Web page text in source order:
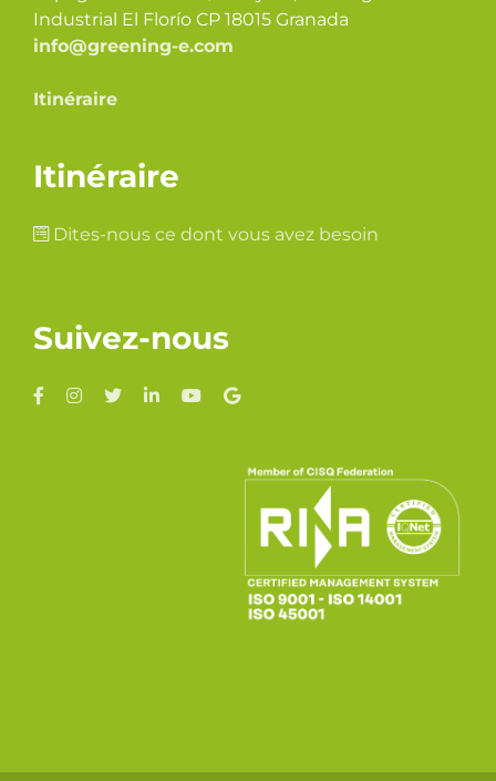
Industrial El Florío CP 18015 Granada
info@greening-e.com
Itinéraire
Itinéraire
Dites-nous ce dont vous avez besoin
Suivez-nous